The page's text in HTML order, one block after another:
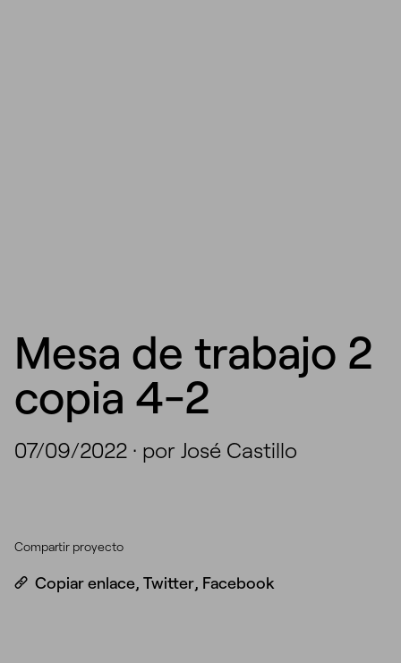
Mesa de trabajo 2
copia 4-2
07/09/2022 · por José Castillo
Compartir proyecto
Copiar enlace, Twitter, Facebook